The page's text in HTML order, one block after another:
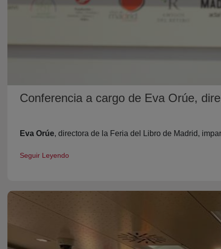
Conferencia a cargo de Eva Orúe,
Eva Orúe, directora de la Feria del Libro de Madrid,
Seguir Leyendo